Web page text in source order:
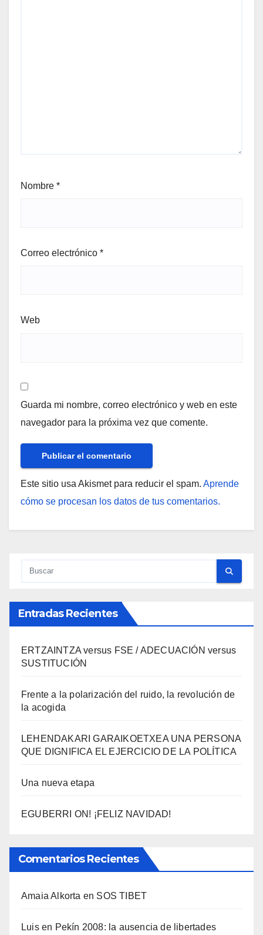
Nombre *
Correo electrónico *
Web
Guarda mi nombre, correo electrónico y web en este
navegador para la próxima vez que comente.
Este sitio usa Akismet para reducir el spam. Aprende
cómo se procesan los datos de tus comentarios.
Entradas Recientes
ERTZAINTZA versus FSE / ADECUACIÓN versus
SUSTITUCIÓN
Frente a la polarización del ruido, la revolución de
la acogida
LEHENDAKARI GARAIKOETXEA UNA PERSONA
QUE DIGNIFICA EL EJERCICIO DE LA POLÍTICA
Una nueva etapa
EGUBERRI ON! ¡FELIZ NAVIDAD!
Comentarios Recientes
Amaia Alkorta en SOS TIBET
Luisen Pekí­n 2008: la ausencia de libertades